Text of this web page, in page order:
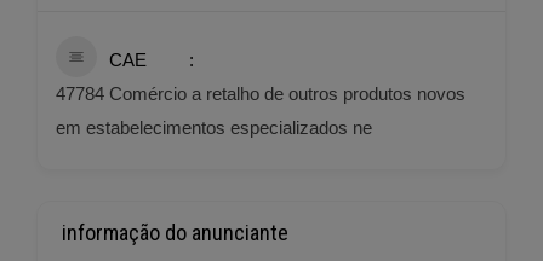
CAE
47784 Comércio a retalho de outros produtos novos
em estabelecimentos especializados ne
informação do anunciante